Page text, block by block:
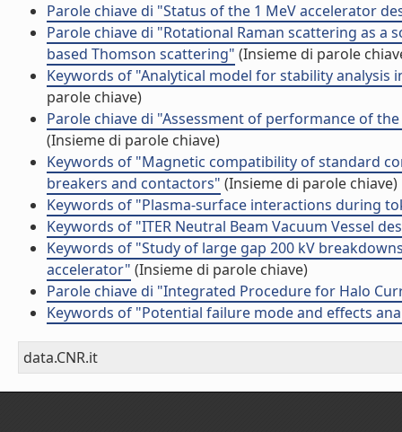
Parole chiave di "Status of the 1 MeV accelerator
Parole chiave di "Rotational Raman scattering as
based Thomson scattering" (Insieme di parole
Keywords of "Analytical model for stability analysis
parole chiave)
Parole chiave di "Assessment of performance of
(Insieme di parole chiave)
Keywords of "Magnetic compatibility of standard
breakers and contactors" (Insieme di parole chiave)
Keywords of "Plasma-surface interactions during
Keywords of "ITER Neutral Beam Vacuum Vessel
Keywords of "Study of large gap 200 kV
accelerator" (Insieme di parole chiave)
Parole chiave di "Integrated Procedure for Halo
Keywords of "Potential failure mode and effects
data.CNR.it